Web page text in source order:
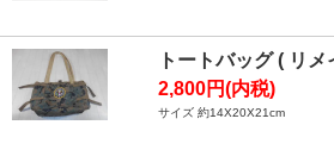
トートバッグ ( リメ
2,800円(内税)
サイズ 約14X20X21cm